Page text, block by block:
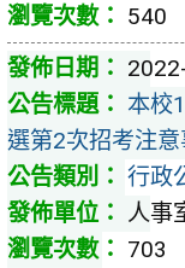
540
本校
選第2次招考注意
行政
人事
703